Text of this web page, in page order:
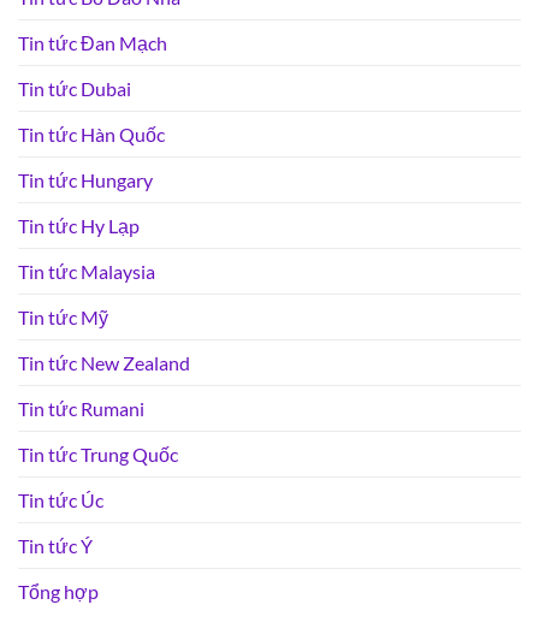
Tin tức Đan Mạch
Tin tức Dubai
Tin tức Hàn Quốc
Tin tức Hungary
Tin tức Hy Lạp
Tin tức Malaysia
Tin tức Mỹ
Tin tức New Zealand
Tin tức Rumani
Tin tức Trung Quốc
Tin tức Úc
Tin tức Ý
Tổng hợp